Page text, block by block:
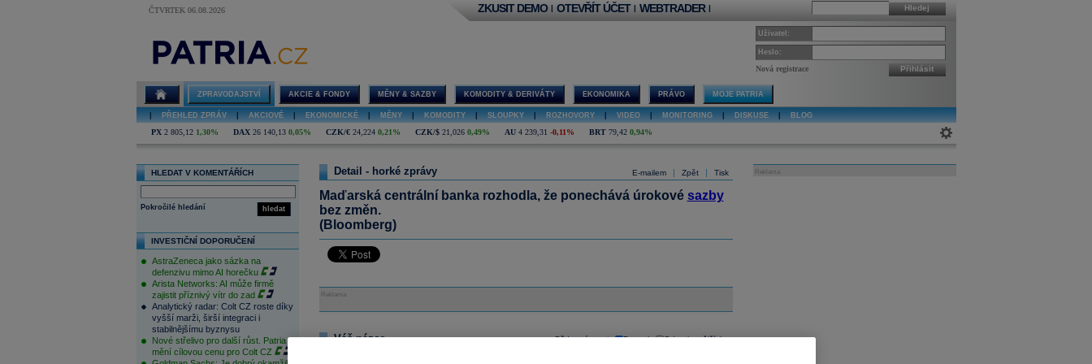
ČTVRTEK 06.08.2026 Hledej
ZKUSIT DEMO | OTEVŘÍT ÚČET | WEBTRADER |
Uživatel:
Heslo:
Nová registrace Přihlásit
ZPRAVODAJSTVÍ AKCIE & FONDY MĚNY & SAZBY KOMODITY & DERIVÁTY EKONOMIKA PRÁVO MOJE PATRIA
PŘEHLED ZPRÁV AKCIOVÉ EKONOMICKÉ MĚNY KOMODITY SLOUPKY ROZHOVORY VIDEO MONITORING DISKUSE BLOG
PX 2 805,12 1,30% DAX 26 140,13 0,05% CZK/€ 24,224 0,21% CZK/$ 21,026 0,49% AU 4 239,31 -0,11% BRT 79,42 0,94%
HLEDAT V KOMENTÁŘÍCH
hledat
Pokročilé hledání
INVESTIČNÍ DOPORUČENÍ
AstraZeneca jako sázka na
defenzivu mimo AI horečku
Arista Networks: AI může firmě
zajistit příznivý vítr do zad
Analytický radar: Colt CZ roste díky
vyšší marži, širší integraci i
stabilnějšímu byznysu
Nové střelivo pro další růst. Patria
mění cílovou cenu pro Colt CZ
E-mailem | Zpět | Tisk
Detail - horké zprávy
Maďarská centrální banka rozhodla, že ponechává úrokové sazby
bez změn.
(Bloomberg)
Reklama
Přidat názor | Pavouk Od nejnovějších
Váš názor
Reklama